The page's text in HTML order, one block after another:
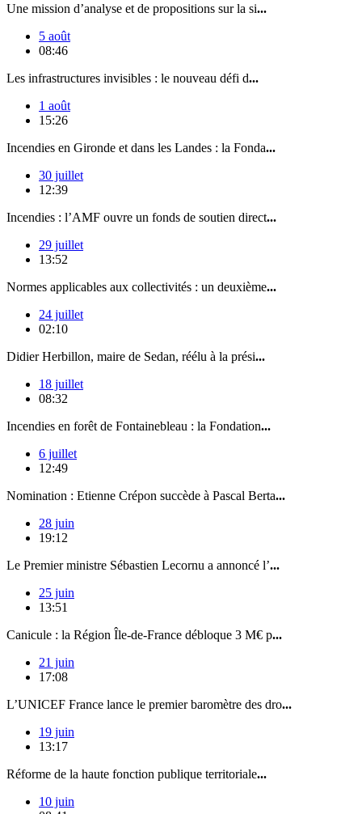
Une mission d’analyse et de propositions sur la si...
5 août
08:46
Les infrastructures invisibles : le nouveau défi d...
1 août
15:26
Incendies en Gironde et dans les Landes : la Fonda...
30 juillet
12:39
Incendies : l’AMF ouvre un fonds de soutien direct...
29 juillet
13:52
Normes applicables aux collectivités : un deuxième...
24 juillet
02:10
Didier Herbillon, maire de Sedan, réélu à la prési...
18 juillet
08:32
Incendies en forêt de Fontainebleau : la Fondation...
6 juillet
12:49
Nomination : Etienne Crépon succède à Pascal Berta...
28 juin
19:12
Le Premier ministre Sébastien Lecornu a annoncé l’...
25 juin
13:51
Canicule : la Région Île-de-France débloque 3 M€ p...
21 juin
17:08
L’UNICEF France lance le premier baromètre des dro...
19 juin
13:17
Réforme de la haute fonction publique territoriale...
10 juin